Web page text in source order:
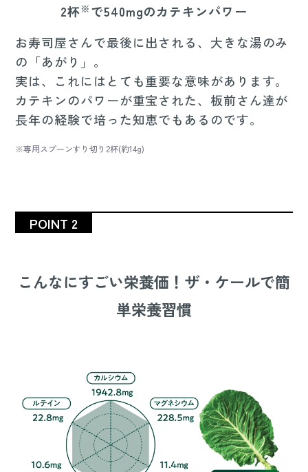
2杯※ で540mgのカテキンパワー
お寿司屋さんで最後に出される、大きな湯のみ
の「あがり」。
実は、これにはとても重要な意味があります。
カテキンのパワーが重宝された、板前さん達が
長年の経験で培った知恵でもあるのです。
※専用スプーンすり切り2杯(約14g)
POINT 2
こんなにすごい栄養価！ザ・ケールで簡
単栄養習慣